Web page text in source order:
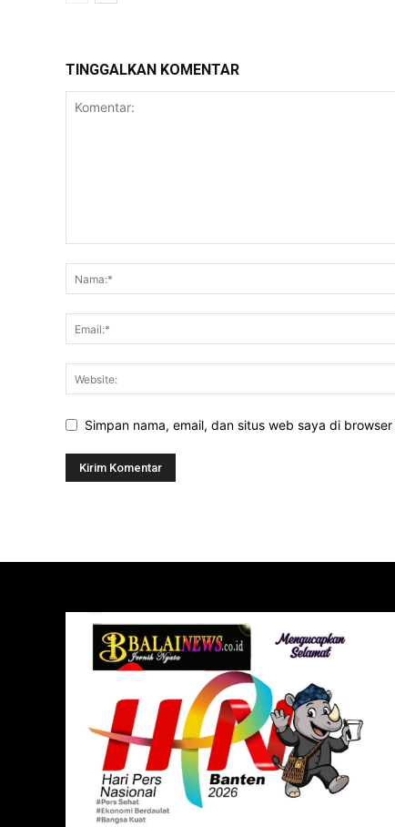
TINGGALKAN KOMENTAR
Simpan nama, email, dan situs web saya di